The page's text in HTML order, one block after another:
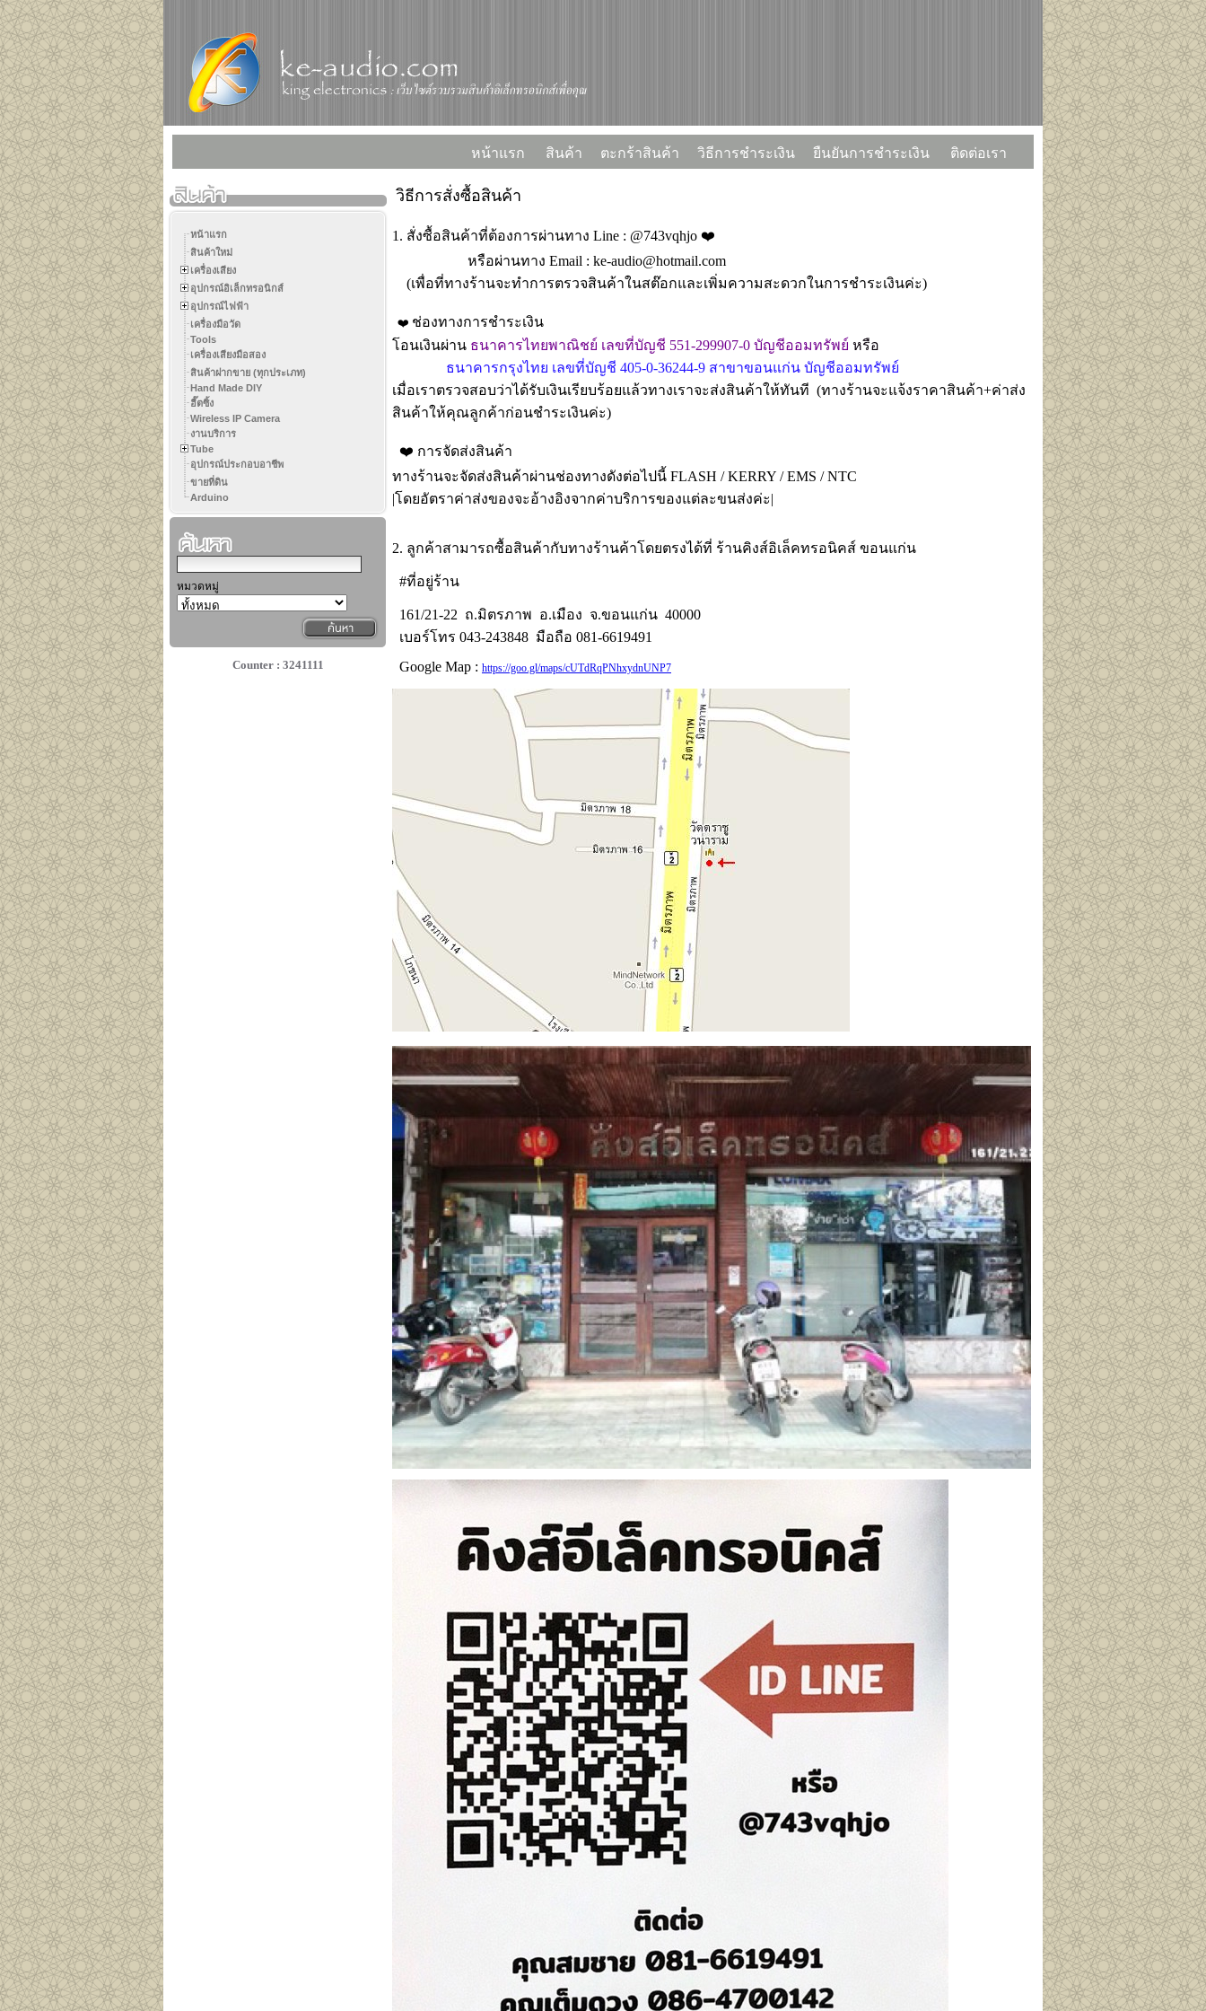
หน้าแรก สินค้า ตะกร้าสินค้า วิธีการชำระเงิน ยืนยันการชำระเงิน ติดต่อเรา
หน้าแรก
สินค้าใหม่
เครื่องเสียง
อุปกรณ์อิเล็กทรอนิกส์
อุปกรณ์ไฟฟ้า
เครื่องมือวัด
Tools
เครื่องเสียงมือสอง
สินค้าฝากขาย (ทุกประเภท)
Hand Made DIY
ฮี๊ตซิ้ง
Wireless IP Camera
งานบริการ
Tube
อุปกรณ์ประกอบอาชีพ
ขายที่ดิน
Arduino
หมวดหมู่
Counter : 3241111
วิธีการสั่งซื้อสินค้า
1. สั่งซื้อสินค้าที่ต้องการผ่านทาง Line : @743vqhjo ❤️
หรือผ่านทาง Email : ke-audio@hotmail.com
(เพื่อที่ทางร้านจะทำการตรวจสินค้าในสต๊อกและเพิ่มความสะดวกในการชำระเงินค่ะ)
❤️ ช่องทางการชำระเงิน
โอนเงินผ่าน ธนาคารไทยพาณิชย์ เลขที่บัญชี 551-299907-0 บัญชีออมทรัพย์ หรือ
ธนาคารกรุงไทย เลขที่บัญชี 405-0-36244-9 สาขาขอนแก่น บัญชีออมทรัพย์
เมื่อเราตรวจสอบว่าได้รับเงินเรียบร้อยแล้วทางเราจะส่งสินค้าให้ทันที (ทางร้านจะแจ้งราคาสินค้า+ค่าส่ง
สินค้าให้คุณลูกค้าก่อนชำระเงินค่ะ)
❤️ การจัดส่งสินค้า
ทางร้านจะจัดส่งสินค้าผ่านช่องทางดังต่อไปนี้ FLASH / KERRY / EMS / NTC
|โดยอัตราค่าส่งของจะอ้างอิงจากค่าบริการของแต่ละขนส่งค่ะ|
2. ลูกค้าสามารถซื้อสินค้ากับทางร้านค้าโดยตรงได้ที่ ร้านคิงส์อิเล็คทรอนิคส์ ขอนแก่น
#ที่อยู่ร้าน
161/21-22 ถ.มิตรภาพ อ.เมือง จ.ขอนแก่น 40000
เบอร์โทร 043-243848 มือถือ 081-6619491
Google Map : https://goo.gl/maps/cUTdRqPNhxydnUNP7